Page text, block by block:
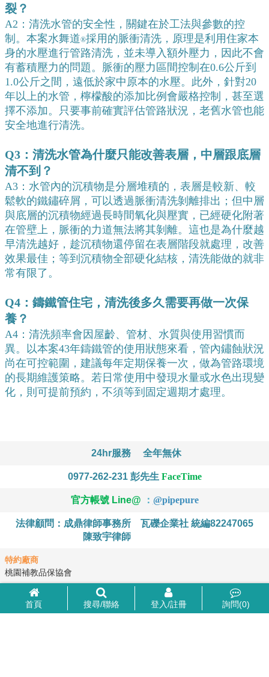
首頁 搜尋/聯絡 登入/註冊 詢問(0)
裂？
A2：清洗水管的安全性，關鍵在於工法與參數的控
制。本案水舞道®採用的脈衝清洗，原理是利用住家本
身的水壓進行管路清洗，並未導入額外壓力，因此不會
有蓄積壓力的問題。脈衝的壓力區間控制在0.6公斤到
1.0公斤之間，遠低於家中原本的水壓。此外，針對20
年以上的水管，檸檬酸的添加比例會嚴格控制，甚至選
擇不添加。只要事前確實評估管路狀況，老舊水管也能
安全地進行清洗。
Q3：清洗水管為什麼只能改善表層，中層跟底層
清不到？
A3：水管內的沉積物是分層堆積的，表層是較新、較
鬆軟的鐵鏽碎屑，可以透過脈衝清洗剝離排出；但中層
與底層的沉積物經過長時間氧化與壓實，已經硬化附著
在管壁上，脈衝的力道無法將其剝離。這也是為什麼越
早清洗越好，趁沉積物還停留在表層階段就處理，改善
效果最佳；等到沉積物全部硬化結核，清洗能做的就非
常有限了。
Q4：鑄鐵管住宅，清洗後多久需要再做一次保
養？
A4：清洗頻率會因屋齡、管材、水質與使用習慣而
異。以本案43年鑄鐵管的使用狀態來看，管內鏽蝕狀況
尚在可控範圍，建議每年定期保養一次，做為管路環境
的長期維護策略。若日常使用中發現水量或水色出現變
化，則可提前預約，不須等到固定週期才處理。
24hr服務 全年無休
0977-262-231 彭先生 FaceTime
官方帳號 Line@ ： @pipepure
法律顧問：成鼎律師事務所
陳致宇律師
瓦礫企業社 統編82247065
特約廠商
桃園補教品保協會